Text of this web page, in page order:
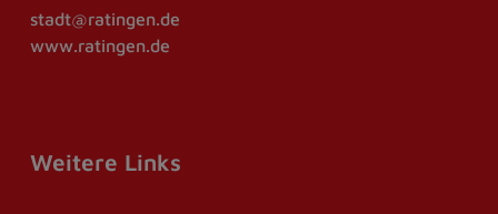
stadt@ratingen.de
www.ratingen.de
Weitere Links